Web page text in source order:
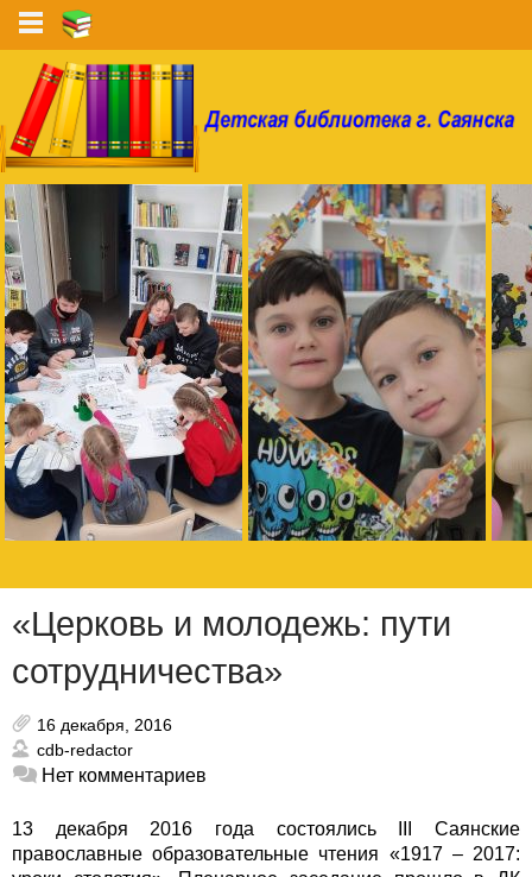
«Церковь и молодежь: пути
сотрудничества»
16 декабря, 2016
cdb-redactor
Нет комментариев
13 декабря 2016 года состоялись III Саянские
православные образовательные чтения «1917 – 2017: